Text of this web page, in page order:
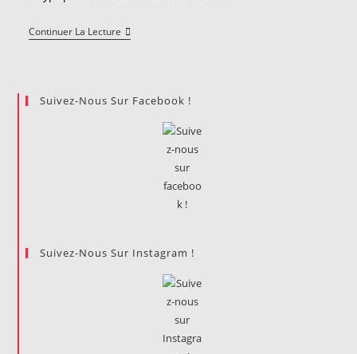
Continuer La LecturePasser
De
:
Quels
Changements
Suivez-Nous Sur Facebook !
Suivez-Nous Sur Instagram !